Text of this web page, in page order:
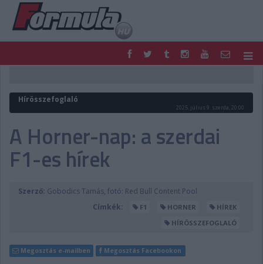
FORMULA
MOTOR
PODCAST
SHOP
LIVE
DIGITÁLIS MAGAZIN
Hírösszefoglaló
2025. július 9. szerda, 20:00
A Horner-nap: a szerdai
F1-es hírek
Szerző: Gobodics Tamás, fotó: Red Bull Content Pool
Címkék:
F1 HORNER
HÍREK
HÍRÖSSZEFOGLALÓ
Megosztás e-mailben Megosztás Facebookon